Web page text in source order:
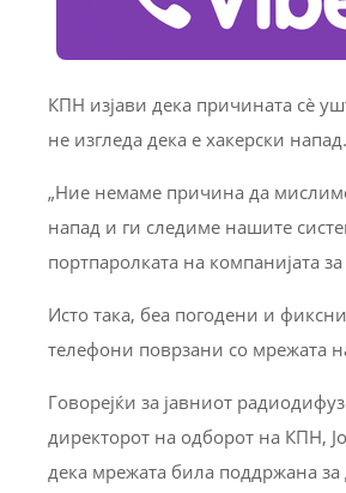
КПН изјави дека причината сè
не изгледа дека е хакерски напад.
„Ние немаме причина да
напад и ги следиме нашите
портпаролката на компанијата за
Исто така, беа погодени и
телефони поврзани со мрежата
Говорејќи за јавниот
директорот на одборот на КПН,
дека мрежата била поддржана за